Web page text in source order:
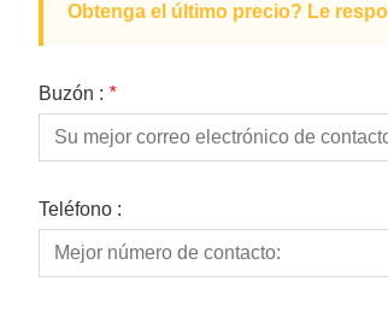
Obtenga el último precio? Le
Buzón : *
Teléfono :